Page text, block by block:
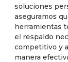
soluciones
aseguramos
herramientas
el respaldo
competitivo y
manera